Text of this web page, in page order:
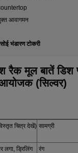
आवागमन
भंडारण टोकरी
रैक मूल बातें डिश
(सिल्वर)
चित्र देखें) सामग्री
लगा, ड्रिलिंग रंग